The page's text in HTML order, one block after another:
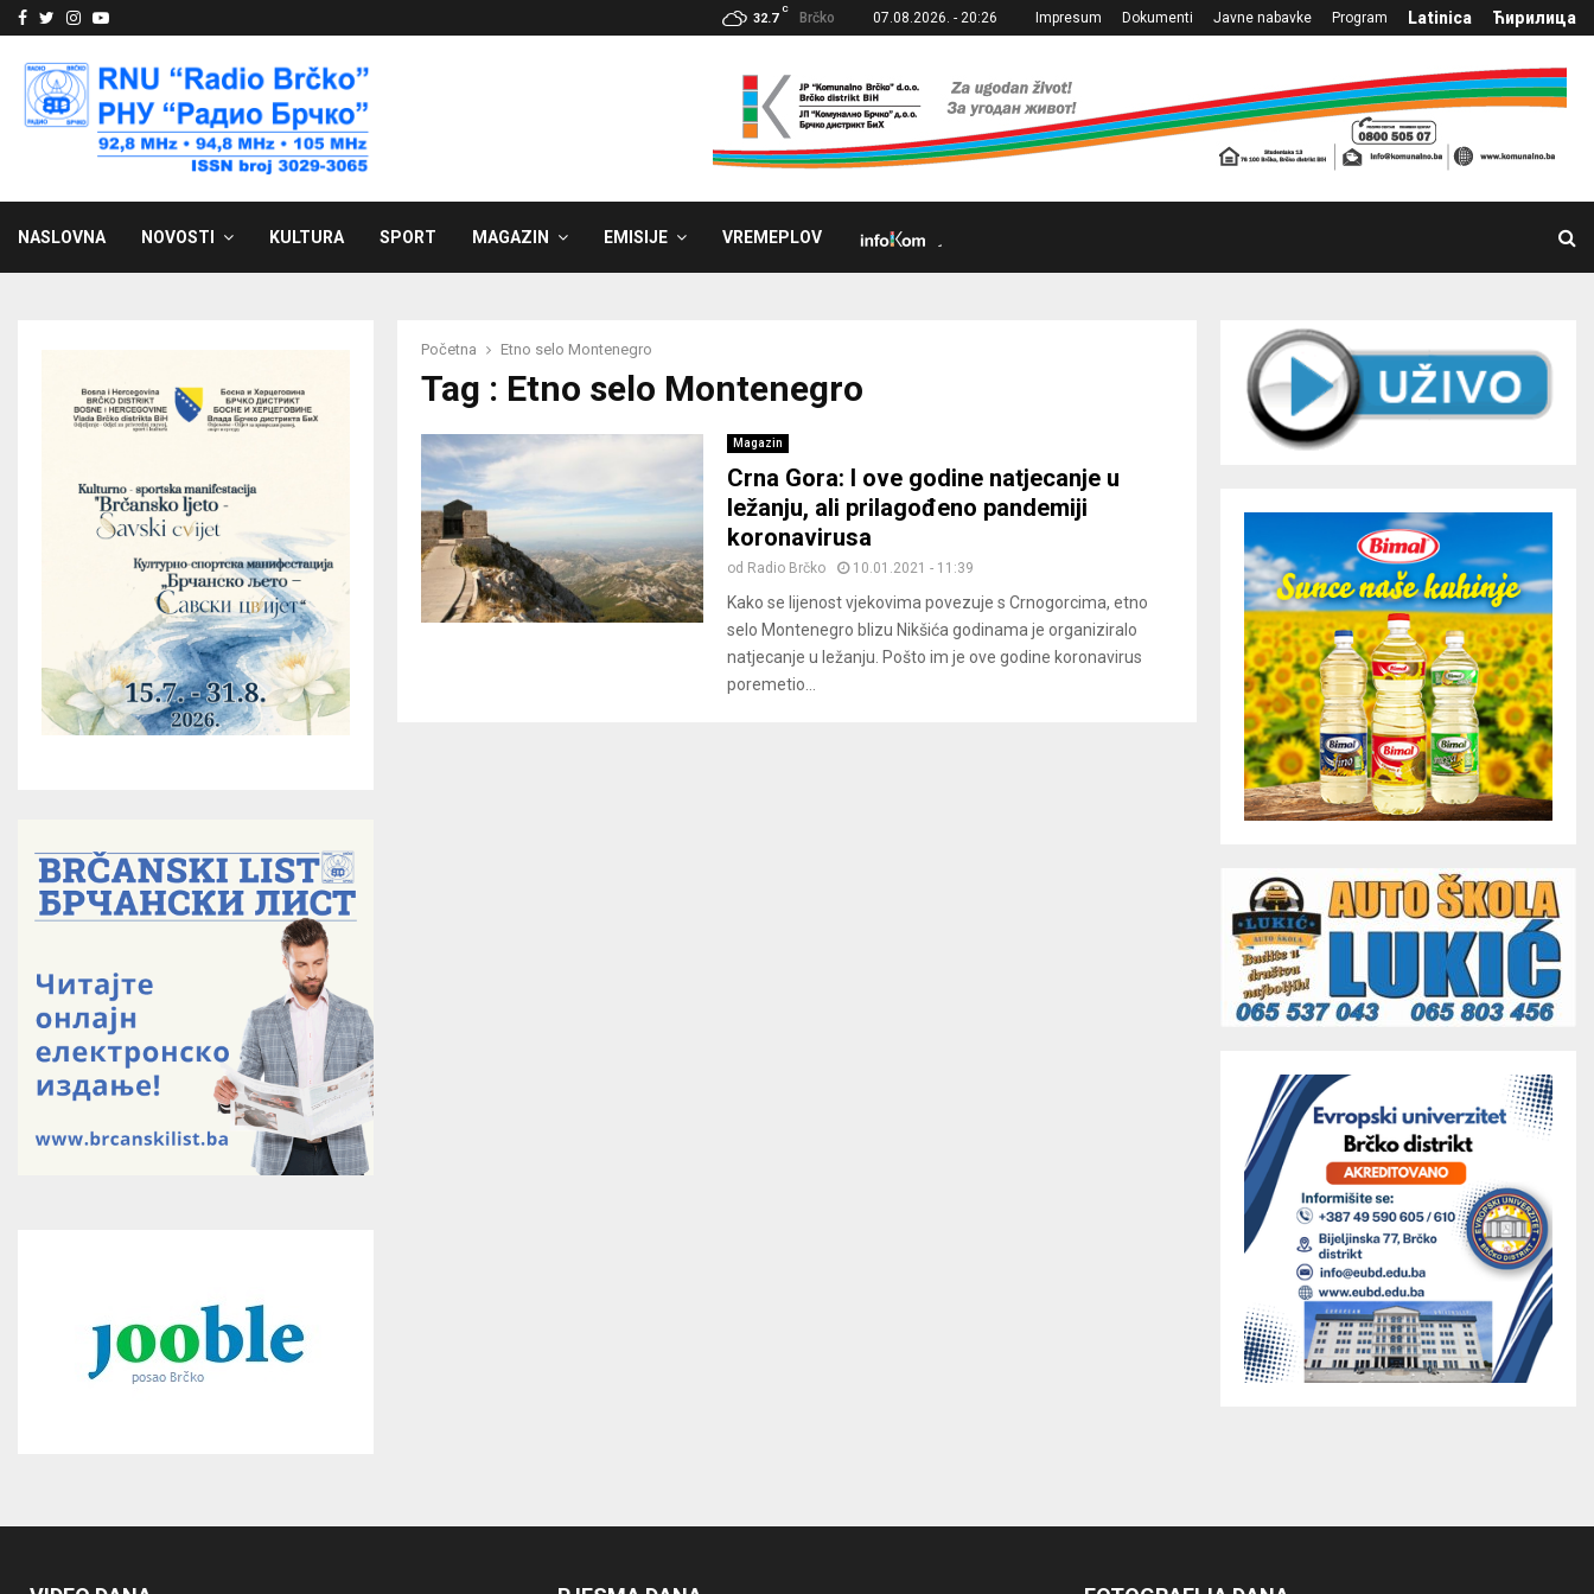
Facebook
Twitter
Instagram
Youtube 32.7
C
Brčko 07.08.2026. - 20:26 Impresum Dokumenti Javne nabavke Program Latinica Ћирилица
NASLOVNA NOVOSTI KULTURA SPORT MAGAZIN EMISIJE VREMEPLOV
Početna Etno selo Montenegro
Tag : Etno selo Montenegro
Magazin
Crna Gora: I ove godine natjecanje u
ležanju, ali prilagođeno pandemiji
koronavirusa
od Radio Brčko 10.01.2021 - 11:39
Kako se lijenost vjekovima povezuje s Crnogorcima, etno
selo Montenegro blizu Nikšića godinama je organiziralo
natjecanje u ležanju. Pošto im je ove godine koronavirus
poremetio...